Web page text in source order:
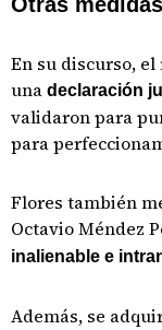
En su discurso,
una declaración
validaron para
para
Flores también
Octavio Méndez
inalienable e
Además, se